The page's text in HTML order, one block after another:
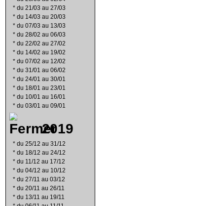
* du 21/03 au 27/03
* du 14/03 au 20/03
* du 07/03 au 13/03
* du 28/02 au 06/03
* du 22/02 au 27/02
* du 14/02 au 19/02
* du 07/02 au 12/02
* du 31/01 au 06/02
* du 24/01 au 30/01
* du 18/01 au 23/01
* du 10/01 au 16/01
* du 03/01 au 09/01
2019
* du 25/12 au 31/12
* du 18/12 au 24/12
* du 11/12 au 17/12
* du 04/12 au 10/12
* du 27/11 au 03/12
* du 20/11 au 26/11
* du 13/11 au 19/11